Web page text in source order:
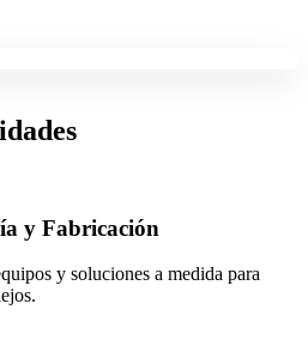
y Fabricación
y soluciones a medida para